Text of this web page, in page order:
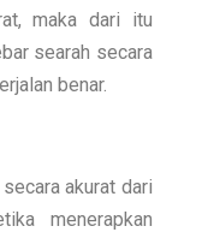
maka dari itu
searah secara
benar.
akurat dari
menerapkan